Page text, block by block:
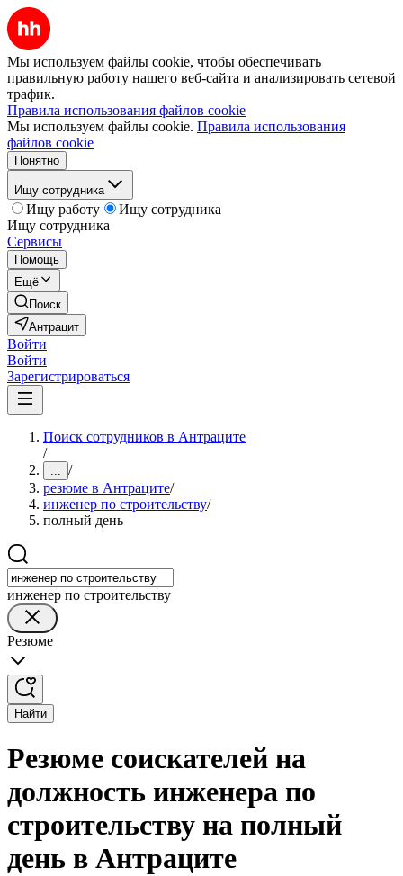
Мы используем файлы cookie, чтобы обеспечивать
правильную работу нашего веб-сайта и анализировать сетевой
трафик.
Правила использования файлов cookie
Мы используем файлы cookie. Правила использования
файлов cookie
Понятно
Ищу сотрудника
Ищу работу
Ищу сотрудника
Ищу сотрудника
Сервисы
Помощь
Ещё
Поиск
Антрацит
Войти
Войти
Зарегистрироваться
Поиск сотрудников в Антраците
/
... /
резюме в Антраците/
инженер по строительству/
полный день
инженер по строительству
Резюме
Найти
Резюме соискателей на
должность инженера по
строительству на полный
день в Антраците